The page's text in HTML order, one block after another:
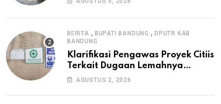
BERITA , BUPATI BANDUNG ,DPUTR KAB
BANDUNG
Klarifikasi Pengawas Proyek Citiis
Terkait Dugaan Lemahnya
Pengawasan K3
AGUSTUS 2, 2026